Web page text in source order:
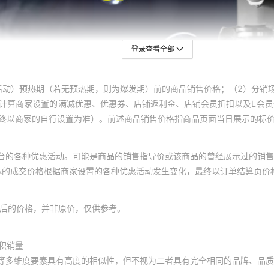
登录查看全部
）预热期（若无预热期，则为爆发期）前的商品销售价格；（2）分
商家设置的满减优惠、优惠券、店铺返利金、店铺会员折扣以及L会
商家的自行设置为准）。前述商品销售价格指商品页面当日展示的
各种优惠活动。可能是商品的销售指导价或该商品的曾经展示过的销
成交价格根据商家设置的各种优惠活动发生变化，最终以订单结算页价
价格，并非原价，仅供参考。
销量
维度要素具有高度的相似性，但不视为二者具有完全相同的品牌、品